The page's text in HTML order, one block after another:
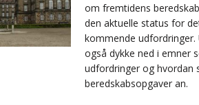
om fremtidens
den aktuelle status for
kommende
også dykke ned i emner
udfordringer og hvordan
beredskabsopgaver an.